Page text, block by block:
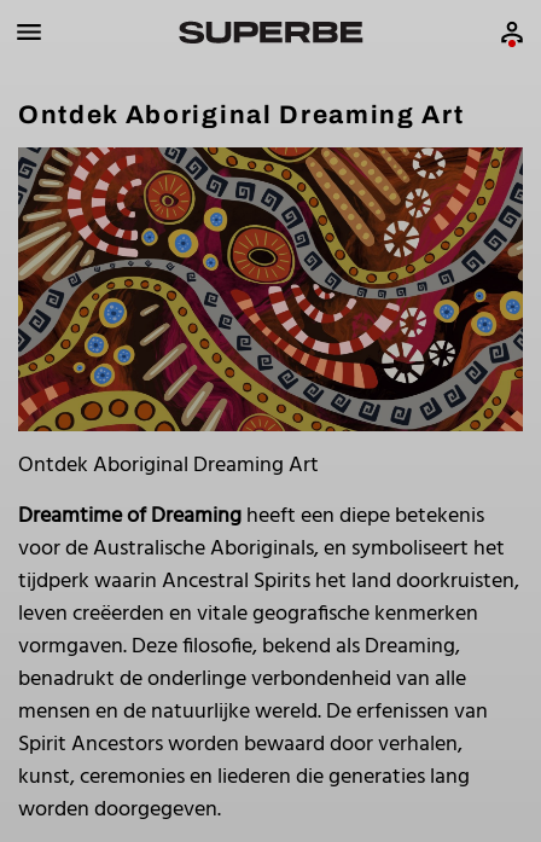
Ontdek Aboriginal Dreaming Art
Ontdek Aboriginal Dreaming Art
Dreamtime of Dreamingheeft een diepe betekenis
voor de Australische Aboriginals, en symboliseert het
tijdperk waarin Ancestral Spirits het land doorkruisten,
leven creëerden en vitale geografische kenmerken
vormgaven. Deze filosofie, bekend als Dreaming,
benadrukt de onderlinge verbondenheid van alle
mensen en de natuurlijke wereld. De erfenissen van
Spirit Ancestors worden bewaard door verhalen,
kunst, ceremonies en liederen die generaties lang
worden doorgegeven.